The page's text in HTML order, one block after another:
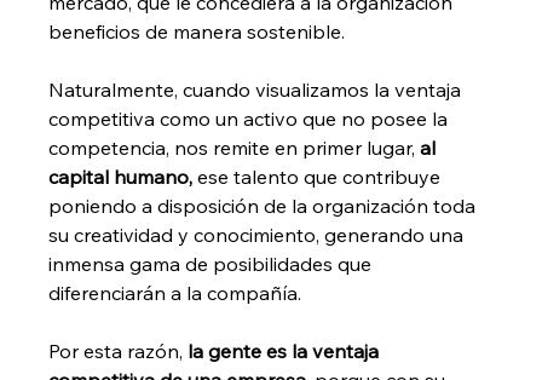
beneficios de manera sostenible.
Naturalmente, cuando visualizamos la ventaja
competitiva como un activo que no posee la
competencia, nos remite en primer lugar, al
capital humano, ese talento que contribuye
poniendo a disposición de la organización toda
su creatividad y conocimiento, generando una
inmensa gama de posibilidades que
diferenciarán a la compañía.
Por esta razón, la gente es la ventaja